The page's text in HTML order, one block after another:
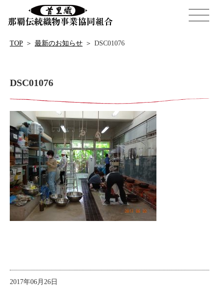
TOP ＞ 最新のお知らせ ＞ DSC01076
DSC01076
2017年06月26日